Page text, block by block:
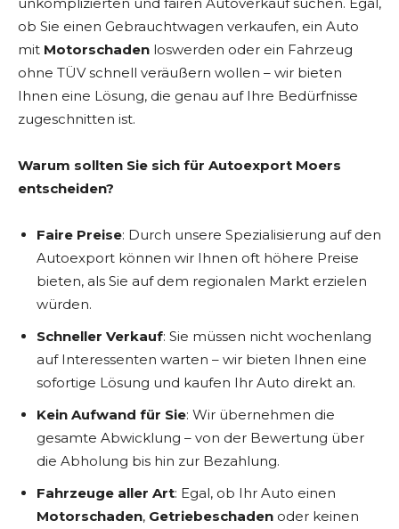
ob Sie einen Gebrauchtwagen verkaufen, ein Auto
mit Motorschaden loswerden oder ein Fahrzeug
ohne TÜV schnell veräußern wollen – wir bieten
Ihnen eine Lösung, die genau auf Ihre Bedürfnisse
zugeschnitten ist.
Warum sollten Sie sich für Autoexport Moers
entscheiden?
Faire Preise: Durch unsere Spezialisierung auf den
Autoexport können wir Ihnen oft höhere Preise
bieten, als Sie auf dem regionalen Markt erzielen
würden.
Schneller Verkauf: Sie müssen nicht wochenlang
auf Interessenten warten – wir bieten Ihnen eine
sofortige Lösung und kaufen Ihr Auto direkt an.
Kein Aufwand für Sie: Wir übernehmen die
gesamte Abwicklung – von der Bewertung über
die Abholung bis hin zur Bezahlung.
Fahrzeuge aller Art: Egal, ob Ihr Auto einen
Motorschaden, Getriebeschaden oder keinen